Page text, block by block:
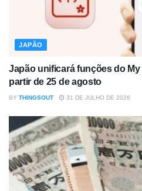
JAPÃO
Japão unificará funções do
partir de 25 de agosto
BY THINGSOUT 31 DE JULHO DE 2026